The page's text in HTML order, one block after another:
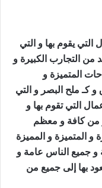
التي يقوم بها و التي
من التجارب الكبيرة و
المتميزة و
و كـ ملح البصر و التي
التي تقوم بها و
من كافة و معظم
و المتميزة و المميزة
جميع الناس عامة و
بها إلى جميع من